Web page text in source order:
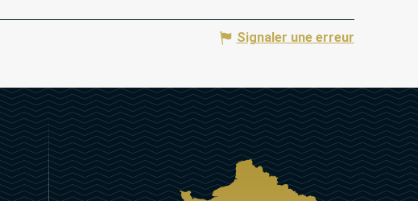
Signaler une erreur